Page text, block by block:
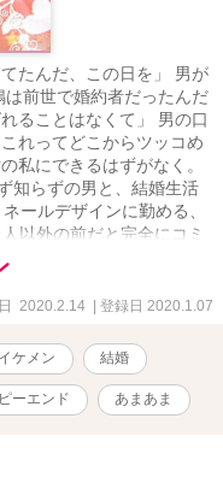
たんだ、この日を」 男が
前世で婚約者だったんだ
ることはなくて」 男の口
れってどこからツッコめ
私にできるはずがなく。
知らずの男と、結婚生活
ールデザインに勤める、
以外の前だと完全にコミ
はすぐに反省するいい子
動車メーカー、 AAを中核
はR.Mountainという自転
ず知らずの男とコミュ障
2020.2.14 | 登録日 2020.1.07
イケメン 結婚
ーエンド あまあま